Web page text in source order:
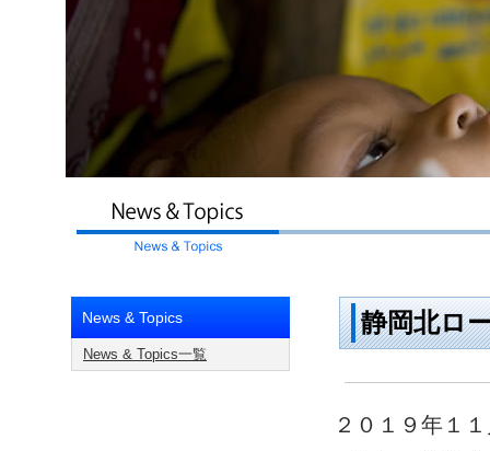
静岡北ロ
２０１９年１
News & Topics
News & Topics一覧